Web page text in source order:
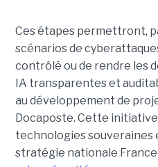
Ces étapes permettront,
scénarios de
contrôlé ou de rendre les
IA transparentes et
au développement de
Docaposte. Cette
technologies souveraines
stratégie nationale